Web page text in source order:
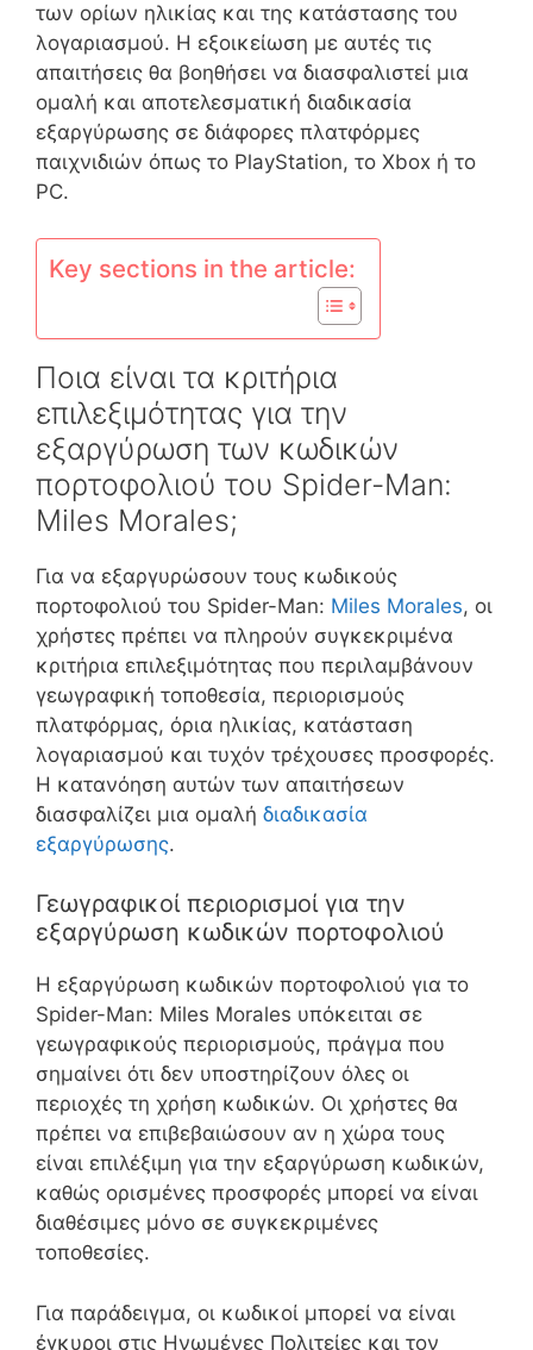
των ορίων ηλικίας και της κατάστασης του
λογαριασμού. Η εξοικείωση με αυτές τις
απαιτήσεις θα βοηθήσει να διασφαλιστεί μια
ομαλή και αποτελεσματική διαδικασία
εξαργύρωσης σε διάφορες πλατφόρμες
παιχνιδιών όπως το PlayStation, το Xbox ή το
PC.
Key sections in the article:
Ποια είναι τα κριτήρια
επιλεξιμότητας για την
εξαργύρωση των κωδικών
πορτοφολιού του Spider-Man:
Miles Morales;
Για να εξαργυρώσουν τους κωδικούς
πορτοφολιού του Spider-Man: Miles Morales, οι
χρήστες πρέπει να πληρούν συγκεκριμένα
κριτήρια επιλεξιμότητας που περιλαμβάνουν
γεωγραφική τοποθεσία, περιορισμούς
πλατφόρμας, όρια ηλικίας, κατάσταση
λογαριασμού και τυχόν τρέχουσες προσφορές.
Η κατανόηση αυτών των απαιτήσεων
διασφαλίζει μια ομαλή διαδικασία
εξαργύρωσης.
Γεωγραφικοί περιορισμοί για την
εξαργύρωση κωδικών πορτοφολιού
Η εξαργύρωση κωδικών πορτοφολιού για το
Spider-Man: Miles Morales υπόκειται σε
γεωγραφικούς περιορισμούς, πράγμα που
σημαίνει ότι δεν υποστηρίζουν όλες οι
περιοχές τη χρήση κωδικών. Οι χρήστες θα
πρέπει να επιβεβαιώσουν αν η χώρα τους
είναι επιλέξιμη για την εξαργύρωση κωδικών,
καθώς ορισμένες προσφορές μπορεί να είναι
διαθέσιμες μόνο σε συγκεκριμένες
τοποθεσίες.
Για παράδειγμα, οι κωδικοί μπορεί να είναι
έγκυροι στις Ηνωμένες Πολιτείες και τον